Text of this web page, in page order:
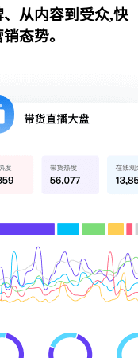
从内容到受众,快
态势。